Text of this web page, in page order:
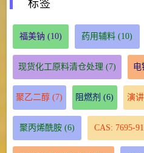
标签
福美钠 (10) 药用辅料 (10)
现货化工原料清仓处理 (7) 电
聚乙二醇 (7) 阻燃剂 (6) 演
聚丙烯酰胺(6) CAS: 7695-